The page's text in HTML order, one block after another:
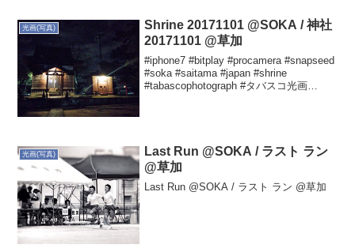
光画(写真)
Shrine 20171101 @SOKA / 神社
20171101 @草加
#iphone7 #bitplay #procamera #snapseed
#soka #saitama #japan #shrine
#tabascophotograph #タバスコ光画
光画(写真)
Last Run @SOKA / ラスト ラン
@草加
Last Run @SOKA / ラスト ラン @草加